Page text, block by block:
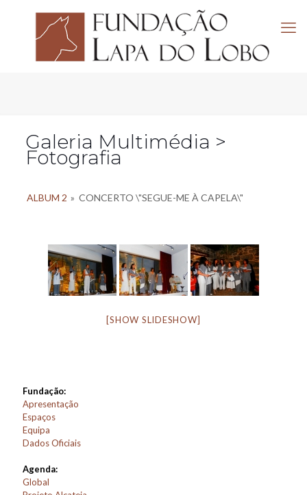
Galeria Multimédia >
Fotografia
ALBUM 2 » CONCERTO \"SEGUE-ME À CAPELA\"
[SHOW SLIDESHOW]
Fundação:
Apresentação
Espaços
Equipa
Dados Oficiais
Agenda:
Global